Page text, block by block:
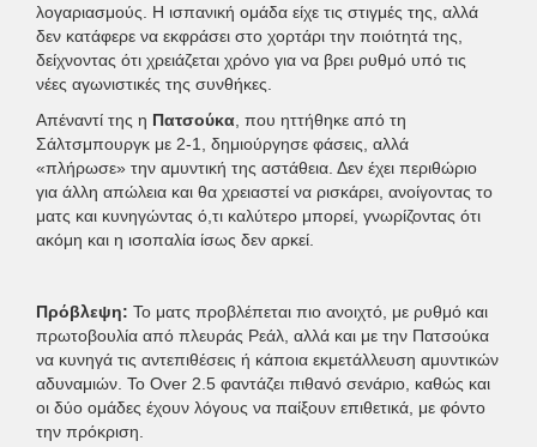
λογαριασμούς. Η ισπανική ομάδα είχε τις στιγμές της, αλλά
δεν κατάφερε να εκφράσει στο χορτάρι την ποιότητά της,
δείχνοντας ότι χρειάζεται χρόνο για να βρει ρυθμό υπό τις
νέες αγωνιστικές της συνθήκες.
Απέναντί της η Πατσούκα , που ηττήθηκε από τη
Σάλτσμπουργκ με 2-1, δημιούργησε φάσεις, αλλά
«πλήρωσε» την αμυντική της αστάθεια. Δεν έχει περιθώριο
για άλλη απώλεια και θα χρειαστεί να ρισκάρει, ανοίγοντας το
ματς και κυνηγώντας ό,τι καλύτερο μπορεί, γνωρίζοντας ότι
ακόμη και η ισοπαλία ίσως δεν αρκεί.
Πρόβλεψη: Το ματς προβλέπεται πιο ανοιχτό, με ρυθμό και
πρωτοβουλία από πλευράς Ρεάλ, αλλά και με την Πατσούκα
να κυνηγά τις αντεπιθέσεις ή κάποια εκμετάλλευση αμυντικών
αδυναμιών. Το Over 2.5 φαντάζει πιθανό σενάριο, καθώς και
οι δύο ομάδες έχουν λόγους να παίξουν επιθετικά, με φόντο
την πρόκριση.